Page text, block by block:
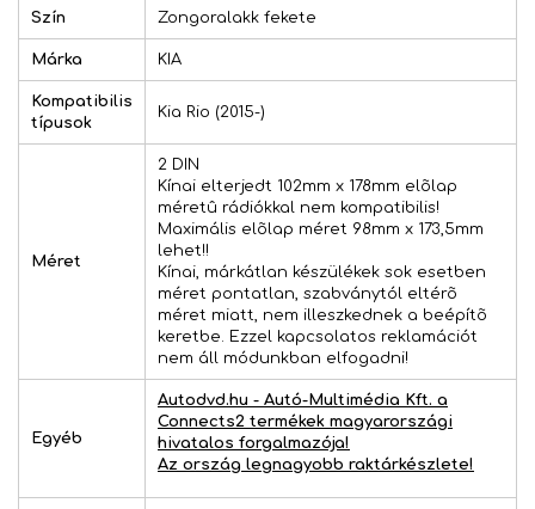
Szín Zongoralakk fekete
Márka KIA
Kompatibilis
típusok
Kia Rio (2015-)
Méret
2 DIN
Kínai elterjedt 102mm x 178mm elõlap
méretû rádiókkal nem kompatibilis!
Maximális elõlap méret 98mm x 173,5mm
lehet!!
Kínai, márkátlan készülékek sok esetben
méret pontatlan, szabványtól eltérõ
méret miatt, nem illeszkednek a beépítõ
keretbe. Ezzel kapcsolatos reklamációt
nem áll módunkban elfogadni!
Egyéb
Autodvd.hu - Autó-Multimédia Kft. a
Connects2 termékek magyarországi
hivatalos forgalmazója!
Az ország legnagyobb raktárkészlete!